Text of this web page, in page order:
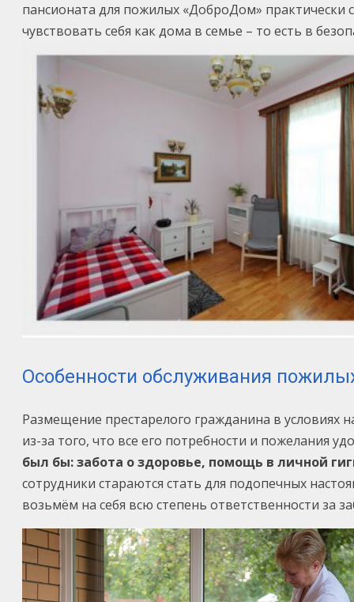
пансионата для пожилых «ДоброДом»
чувствовать себя как дома в семье – то есть в
Особенности обслуживания
Размещение престарелого гражданина в условиях
из-за того, что все его потребности и пожелания
был бы: забота о здоровье, помощь в личной
сотрудники стараются стать для подопечных
возьмём на себя всю степень ответственности за